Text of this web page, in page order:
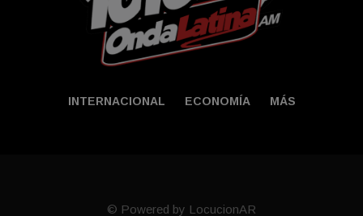
INTERNACIONAL ECONOMÍA MÁS
© Powered by LocucionAR